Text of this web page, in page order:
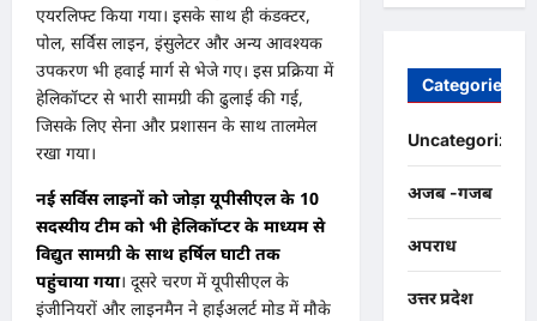
एयरलिफ्ट किया गया। इसके साथ ही कंडक्टर,
पोल, सर्विस लाइन, इंसुलेटर और अन्य आवश्यक
उपकरण भी हवाई मार्ग से भेजे गए। इस प्रक्रिया में
हेलिकॉप्टर से भारी सामग्री की ढुलाई की गई,
जिसके लिए सेना और प्रशासन के साथ तालमेल
रखा गया।
नई सर्विस लाइनों को जोड़ा यूपीसीएल के 10
सदस्यीय टीम को भी हेलिकॉप्टर के माध्यम से
विद्युत सामग्री के साथ हर्षिल घाटी तक
पहुंचाया गया। दूसरे चरण में यूपीसीएल के
इंजीनियरों और लाइनमैन ने हाईअलर्ट मोड में मौके
Categories
Uncategorized
अजब -गजब
अपराध
उत्तर प्रदेश